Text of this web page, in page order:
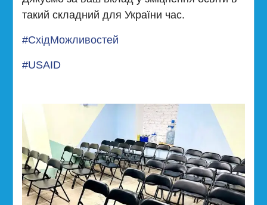
такий складний для України час.
#СхідМожливостей
#USAID